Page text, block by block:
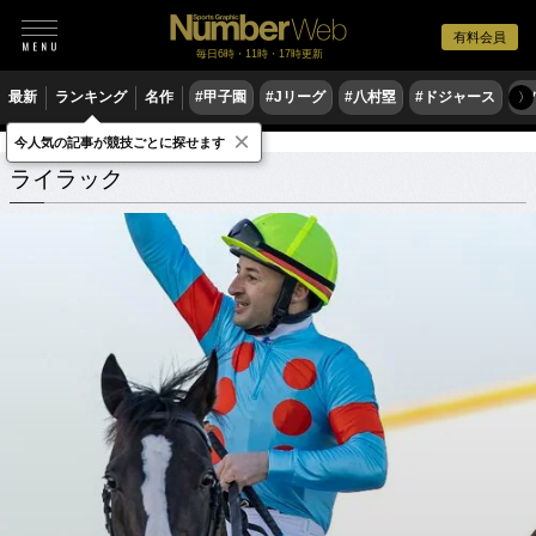
有料会員
毎日6時・11時・17時更新
最新 ランキング 名作 #甲子園 #Jリーグ #八村塁 #ドジャース #
〉
ライラック 関連記事
ライラック
今人気の記事が競技ごとに探せます ×